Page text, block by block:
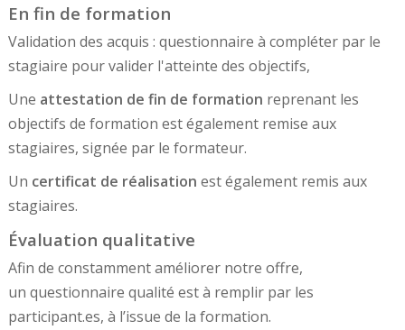
En fin de formation
Validation des acquis : questionnaire à compléter par le
stagiaire pour valider l'atteinte des objectifs,
Une attestation de fin de formation reprenant les
objectifs de formation est également remise aux
stagiaires, signée par le formateur.
Un certificat de réalisation est également remis aux
stagiaires.
Évaluation qualitative
Afin de constamment améliorer notre offre,
un questionnaire qualité est à remplir par les
participant.es, à l’issue de la formation.